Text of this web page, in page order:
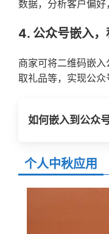
数据，分析客户偏好
4. 公众号嵌入
商家可将二维码嵌
取礼品等，实现公众
如何嵌入到公众
个人中秋应用